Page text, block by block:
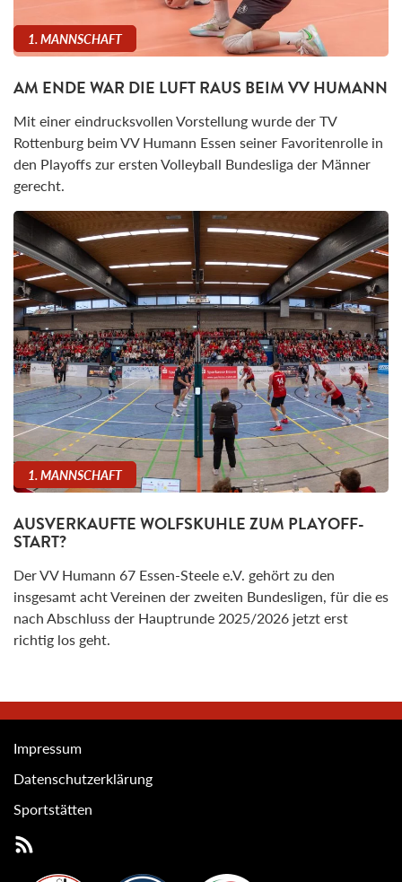
1. MANNSCHAFT
AM ENDE WAR DIE LUFT RAUS BEIM VV HUMANN
Mit einer eindrucksvollen Vorstellung wurde der TV
Rottenburg beim VV Humann Essen seiner Favoritenrolle in
den Playoffs zur ersten Volleyball Bundesliga der Männer
gerecht.
1. MANNSCHAFT
AUSVERKAUFTE WOLFSKUHLE ZUM PLAYOFF-
START?
Der VV Humann 67 Essen-Steele e.V. gehört zu den
insgesamt acht Vereinen der zweiten Bundesligen, für die es
nach Abschluss der Hauptrunde 2025/2026 jetzt erst
richtig los geht.
Impressum
Datenschutzerklärung
Sportstätten